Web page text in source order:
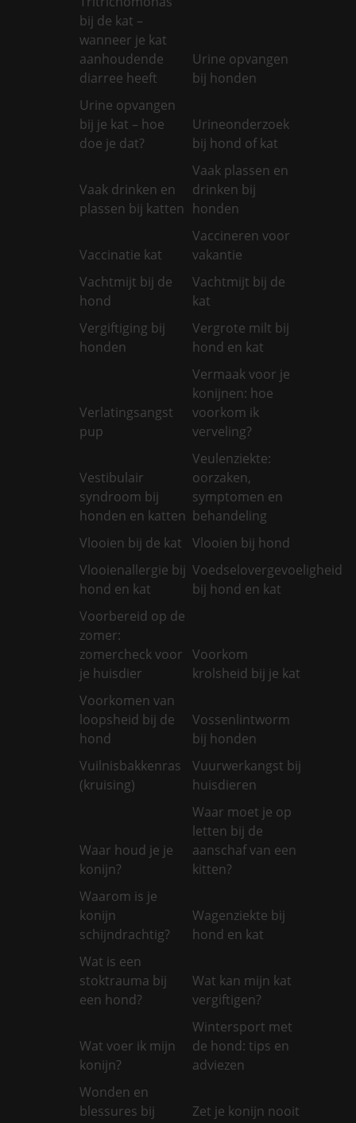
bij de kat –
wanneer je kat
aanhoudende
diarree heeft
Urine opvangen
bij honden
Urine opvangen
bij je kat – hoe
doe je dat?
Urineonderzoek
bij hond of kat
Vaak drinken en
plassen bij katten
Vaak plassen en
drinken bij
honden
Vaccinatie kat
Vaccineren voor
vakantie
Vachtmijt bij de
hond
Vachtmijt bij de
kat
Vergiftiging bij
honden
Vergrote milt bij
hond en kat
Verlatingsangst
pup
Vermaak voor je
konijnen: hoe
voorkom ik
verveling?
Vestibulair
syndroom bij
honden en katten
Veulenziekte:
oorzaken,
symptomen en
behandeling
Vlooien bij de kat
Vlooien bij hond
Vlooienallergie bij
hond en kat
Voedselovergevoeligheid
bij hond en kat
Voorbereid op de
zomer:
zomercheck voor
je huisdier
Voorkom
krolsheid bij je kat
Voorkomen van
loopsheid bij de
hond
Vossenlintworm
bij honden
Vuilnisbakkenras
(kruising)
Vuurwerkangst bij
huisdieren
Waar houd je je
konijn?
Waar moet je op
letten bij de
aanschaf van een
kitten?
Waarom is je
konijn
schijndrachtig?
Wagenziekte bij
hond en kat
Wat is een
stoktrauma bij
een hond?
Wat kan mijn kat
vergiftigen?
Wat voer ik mijn
konijn?
Wintersport met
de hond: tips en
adviezen
Wonden en
blessures bij
Zet je konijn nooit